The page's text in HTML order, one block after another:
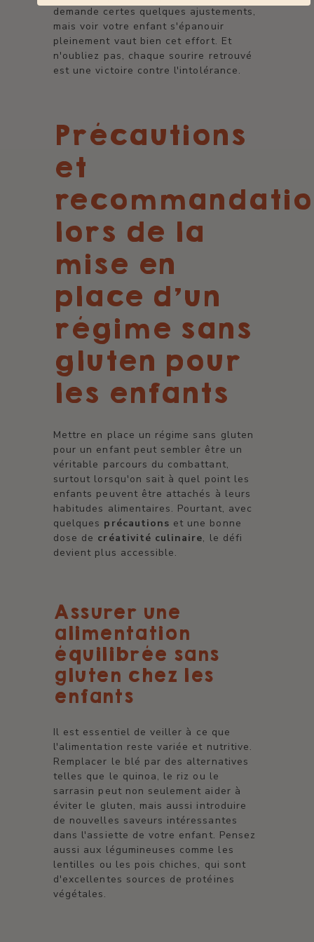
demande certes quelques ajustements,
mais voir votre enfant s'épanouir
pleinement vaut bien cet effort. Et
n'oubliez pas, chaque sourire retrouvé
est une victoire contre l'intolérance.
Précautions
et
lors de la
mise en
place d’un
régime sans
gluten pour
les enfants
Mettre en place un régime sans gluten
pour un enfant peut sembler être un
véritable parcours du combattant,
surtout lorsqu'on sait à quel point les
enfants peuvent être attachés à leurs
habitudes alimentaires. Pourtant, avec
quelques précautions et une bonne
dose de créativité culinaire, le défi
devient plus accessible.
Assurer une
alimentation
équilibrée sans
gluten chez les
enfants
Il est essentiel de veiller à ce que
l'alimentation reste variée et nutritive.
Remplacer le blé par des alternatives
telles que le quinoa, le riz ou le
sarrasin peut non seulement aider à
éviter le gluten, mais aussi introduire
de nouvelles saveurs intéressantes
dans l'assiette de votre enfant. Pensez
aussi aux légumineuses comme les
lentilles ou les pois chiches, qui sont
d'excellentes sources de protéines
végétales.